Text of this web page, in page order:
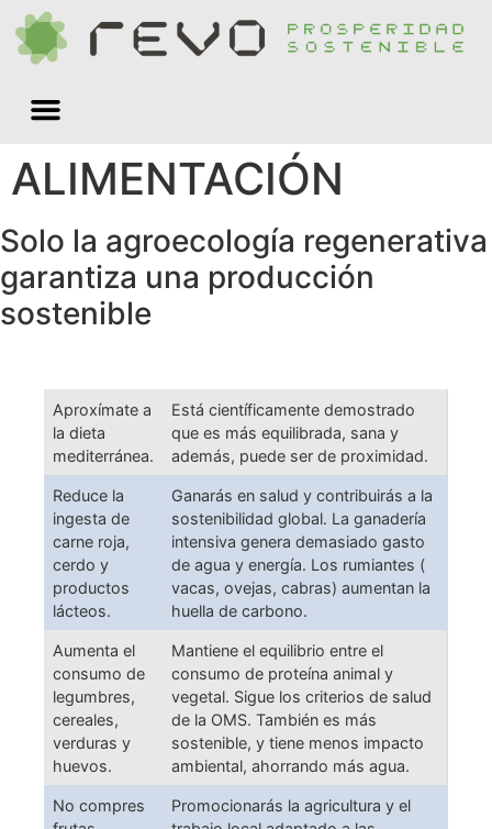
ALIMENTACIÓN
Solo la agroecología regenerativa
garantiza una producción
sostenible
Aproxímate a
la dieta
mediterránea.
Está científicamente demostrado
que es más equilibrada, sana y
además, puede ser de proximidad.
Reduce la
ingesta de
carne roja,
cerdo y
productos
lácteos.
Ganarás en salud y contribuirás a la
sostenibilidad global. La ganadería
intensiva genera demasiado gasto
de agua y energía. Los rumiantes (
vacas, ovejas, cabras) aumentan la
huella de carbono.
Aumenta el
consumo de
legumbres,
cereales,
verduras y
huevos.
Mantiene el equilibrio entre el
consumo de proteína animal y
vegetal. Sigue los criterios de salud
de la OMS. También es más
sostenible, y tiene menos impacto
ambiental, ahorrando más agua.
No compres
Promocionarás la agricultura y el